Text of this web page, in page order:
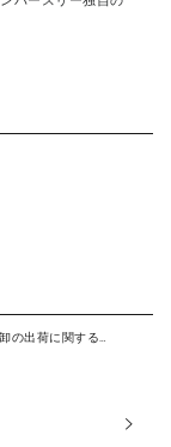
に関するお知らせ